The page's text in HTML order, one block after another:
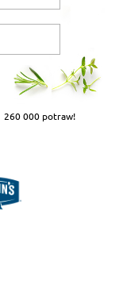
260 000 potraw!